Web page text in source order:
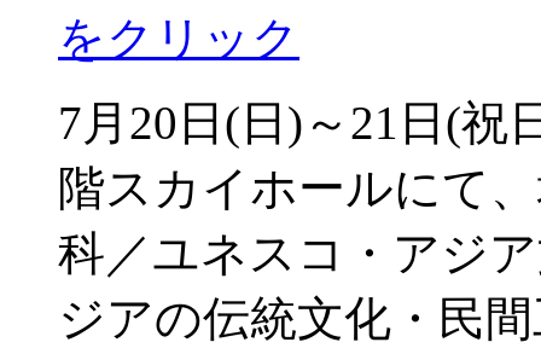
をクリック
7月20日(日)～21日(祝
階スカイホールにて
科／ユネスコ・アジ
ジアの伝統文化・民